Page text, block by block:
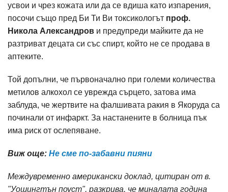
усвои и чрез кожата или да се вдиша като изпарения,
посочи също пред Би Ти Ви токсикологът проф.
Никола Александров и предупреди майките да не
разтриват децата си със спирт, който не се продава в
аптеките.
Той допълни, че първоначално при големи количества
метилов алкохол се уврежда сърцето, затова има
заблуда, че жертвите на фалшивата ракия в Якоруда са
починали от инфаркт. За настанените в болница пък
има риск от ослепяване.
Виж още: Не сме по-забавни пияни
Междувременно американски доклад, цитиран от в.
"Уошингтън поуст", разкрива, че миналата година